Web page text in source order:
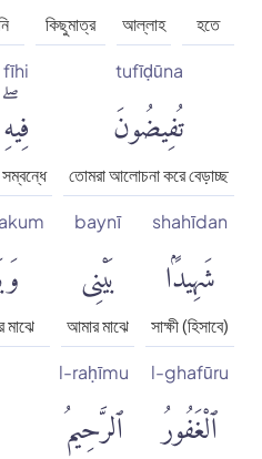
হতে
আল্লাহ
কিছুমাত্র
tufīḍūna
تُفِيضُونَ
তোমরা আলোচনা করে বেড়াচ্ছ
fīhi
فِيهِۖ
shahīdan
شَهِيدًۢا
সাক্ষী (হিসাবে)
baynī
بَيْنِى
আমার মাঝে
মাঝে
l-ghafūru
ٱلْغَفُورُ
l-raḥīmu
ٱلرَّحِيمُ